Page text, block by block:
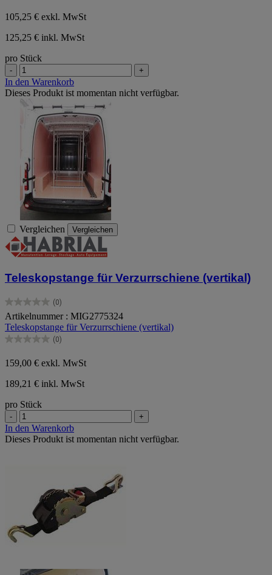
5
105,25 € exkl. MwSt
125,25 € inkl. MwSt
pro Stück
- +
In den Warenkorb
Dieses Produkt ist momentan nicht verfügbar.
Vergleichen Vergleichen
Teleskopstange für Verzurrschiene (vertikal)
(0)
0.0
von
5
Sternen.
Artikelnummer : MIG2775324
Teleskopstange für Verzurrschiene (vertikal)
(0)
0.0
5
159,00 € exkl. MwSt
189,21 € inkl. MwSt
pro Stück
- +
In den Warenkorb
Dieses Produkt ist momentan nicht verfügbar.